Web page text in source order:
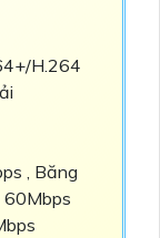
H.264
, Băng